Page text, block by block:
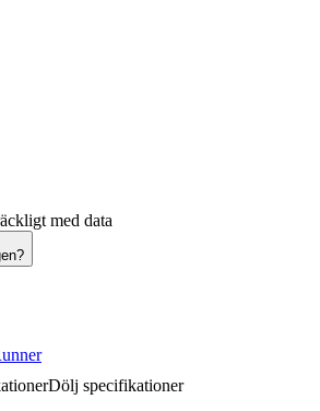
med data
Dölj specifikationer